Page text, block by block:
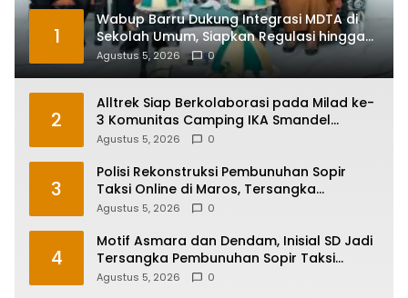
1
Wabup Barru Dukung Integrasi MDTA di
Sekolah Umum, Siapkan Regulasi hingga
Tim Khusus
Agustus 5, 2026 0
2
Alltrek Siap Berkolaborasi pada Milad ke-
3 Komunitas Camping IKA Smandel
Makassar di Malino
Agustus 5, 2026 0
3
Polisi Rekonstruksi Pembunuhan Sopir
Taksi Online di Maros, Tersangka
Peragakan 24 Adegan
Agustus 5, 2026 0
4
Motif Asmara dan Dendam, Inisial SD Jadi
Tersangka Pembunuhan Sopir Taksi
Online di Maros
Agustus 5, 2026 0